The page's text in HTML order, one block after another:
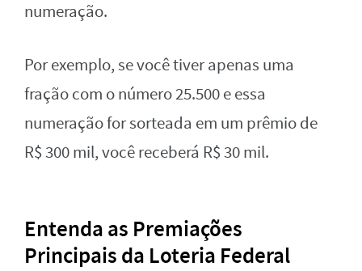
numeração.
Por exemplo, se você tiver apenas uma
fração com o número 25.500 e essa
numeração for sorteada em um prêmio de
R$ 300 mil, você receberá R$ 30 mil.
Entenda as Premiações
Principais da Loteria Federal